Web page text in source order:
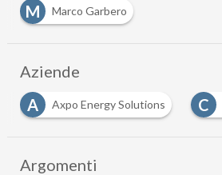
M
Marco Garbero
Aziende
A
Axpo Energy Solutions C
Argomenti